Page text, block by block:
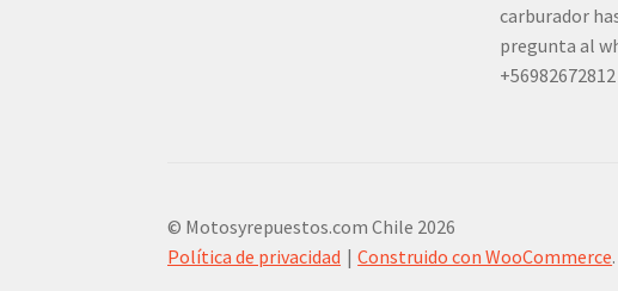
carburador
pregunta al
+56982672812
© Motosyrepuestos.com Chile 2026
Política de privacidad
Construido con WooCommerce.